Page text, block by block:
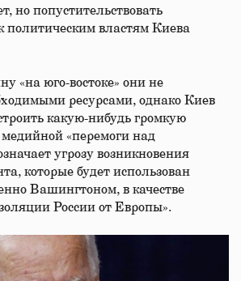
но попустительствовать
политическим властям Киева
«на юго-востоке» они не
ресурсами, однако Киев
какую-нибудь громкую
«перемоги над
угрозу возникновения
которые будет использован
Вашингтоном, в качестве
России от Европы».